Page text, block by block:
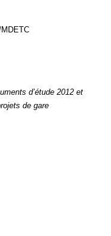
d’étude 2012 et
de gare